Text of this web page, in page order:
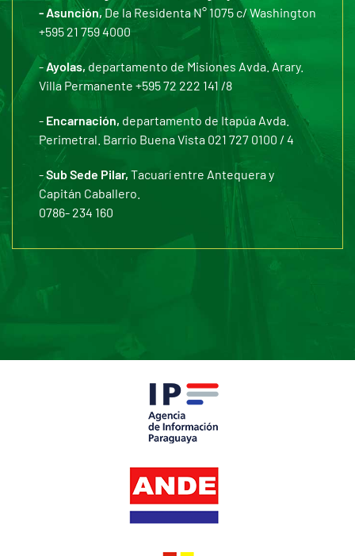
- Asunción,De la Residenta N° 1075 c/ Washington
+595 21 759 4000
- Ayolas, departamento de Misiones Avda. Arary.
Villa Permanente +595 72 222 141 /8
- Encarnación, departamento de Itapúa Avda.
Perimetral. Barrio Buena Vista 021 727 0100 / 4
-Sub Sede Pilar, Tacuarí entre Antequera y
Capitán Caballero.
0786- 234 160